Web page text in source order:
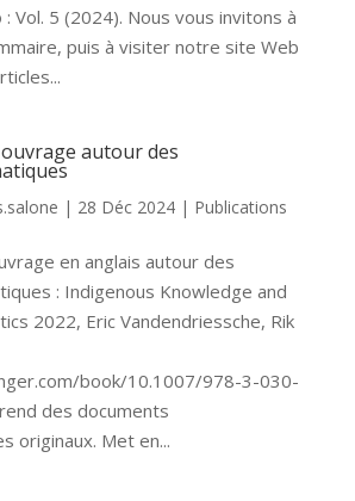
Vol. 5 (2024). Nous vous invitons à
puis à visiter notre site Web
autour des
| 28 Déc 2024| Publications
en anglais autour des
: Indigenous Knowledge and
2022, Eric Vandendriessche, Rik
book/10.1007/978-3-030-
des documents
originaux. Met en...